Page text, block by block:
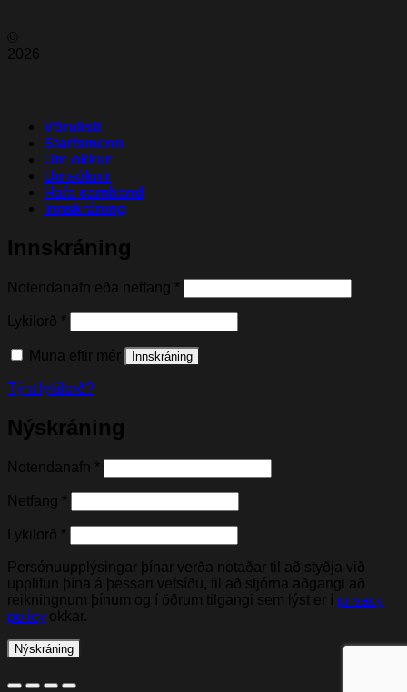
©
2026
Vörulisti
Starfsmenn
Um okkur
Umsóknir
Hafa samband
Innskráning
Innskráning
Notendanafn eða netfang *
Lykilorð *
Muna eftir mér Innskráning
Týnt lykilorð?
Nýskráning
Notendanafn *
Netfang *
Lykilorð *
Persónuupplýsingar þínar verða notaðar til að styðja við
upplifun þína á þessari vefsíðu, til að stjórna aðgangi að
reikningnum þínum og í öðrum tilgangi sem lýst er í privacy
policy okkar.
Nýskráning